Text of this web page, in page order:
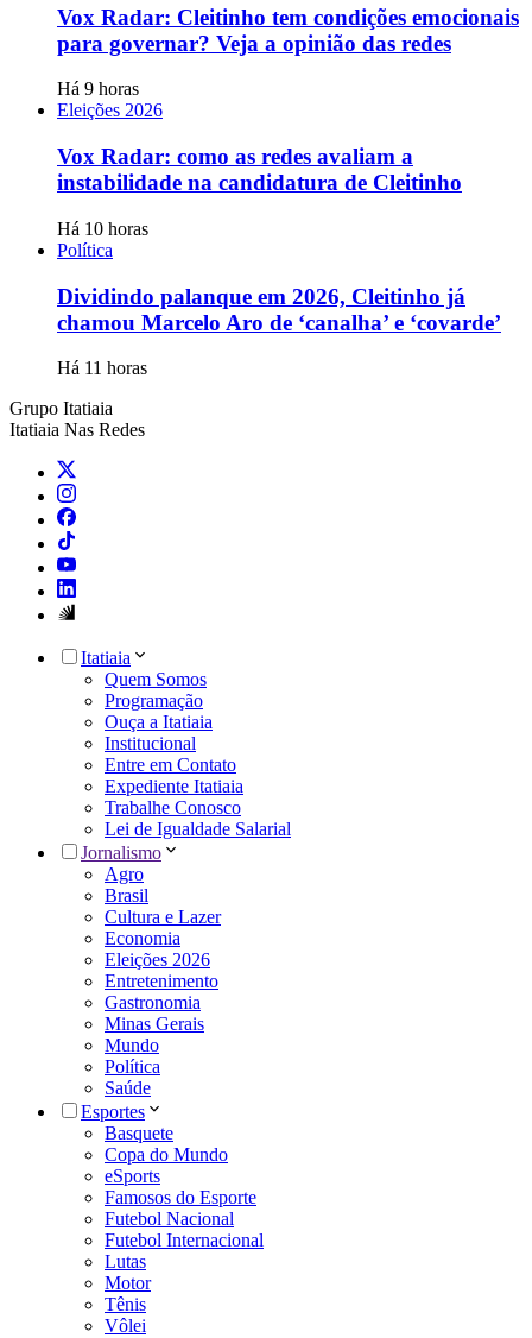
Vox Radar: Cleitinho tem condições emocionais
para governar? Veja a opinião das redes
Há 9 horas
Eleições 2026
Vox Radar: como as redes avaliam a
instabilidade na candidatura de Cleitinho
Há 10 horas
Política
Dividindo palanque em 2026, Cleitinho já
chamou Marcelo Aro de ‘canalha’ e ‘covarde’
Há 11 horas
Grupo Itatiaia
Itatiaia Nas Redes
Itatiaia
Quem Somos
Programação
Ouça a Itatiaia
Institucional
Entre em Contato
Expediente Itatiaia
Trabalhe Conosco
Lei de Igualdade Salarial
Jornalismo
Agro
Brasil
Cultura e Lazer
Economia
Eleições 2026
Entretenimento
Gastronomia
Minas Gerais
Mundo
Política
Saúde
Esportes
Basquete
Copa do Mundo
eSports
Famosos do Esporte
Futebol Nacional
Futebol Internacional
Lutas
Motor
Tênis
Vôlei